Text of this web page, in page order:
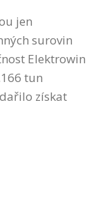
jen
surovin
Elektrowin
tun
získat